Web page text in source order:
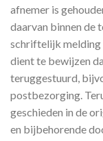
afnemer is
daarvan binnen de
schriftelijk melding
dient te bewijzen
teruggestuurd,
postbezorging.
geschieden in de
en bijbehorende